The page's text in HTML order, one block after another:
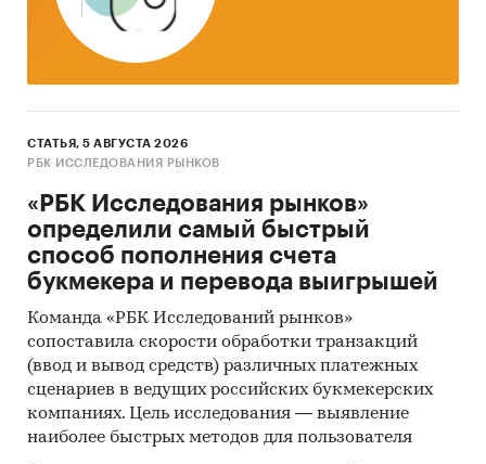
Размер шрифта - 10
Исследование состоит из 1 таблицы
Форма предоставления – в электронном виде
продукты / Молоко и сливки
Россия
СТАТЬЯ, 5 АВГУСТА 2026
РБК ИССЛЕДОВАНИЯ РЫНКОВ
«РБК Исследования рынков»
определили самый быстрый
способ пополнения счета
букмекера и перевода выигрышей
Команда «РБК Исследований рынков»
сопоставила скорости обработки транзакций
(ввод и вывод средств) различных платежных
сценариев в ведущих российских букмекерских
компаниях. Цель исследования — выявление
наиболее быстрых методов для пользователя